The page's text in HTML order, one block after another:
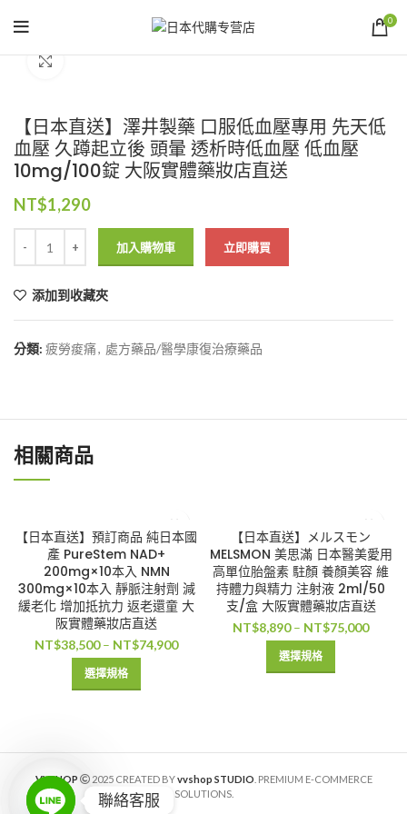
0
【日本直送】澤井製藥 口服低血壓專用 先天低
血壓 久蹲起立後 頭暈 透析時低血壓 低血壓
10mg/100錠 大阪實體藥妝店直送
NT$1,290
加入購物車 立即購買
添加到收藏夾
分類: 疲勞痠痛, 處方藥品/醫學康復治療藥品
相關商品
【日本直送】預訂商品 純日本國
產 PureStem NAD+
200mg×10本入 NMN
300mg×10本入 靜脈注射劑 減
緩老化 增加抵抗力 返老還童 大
阪實體藥妝店直送
NT$38,500 – NT$74,900
選擇規格
【日本直送】メルスモン
MELSMON 美思滿 日本醫美愛用
高單位胎盤素 駐顏 養顏美容 維
持體力與精力 注射液 2ml/50
支/盒 大阪實體藥妝店直送
NT$8,890 – NT$75,000
選擇規格
VVSHOP 2025 CREATED BYvvshop STUDIO . PREMIUM E-COMMERCE
SOLUTIONS.
聯絡客服